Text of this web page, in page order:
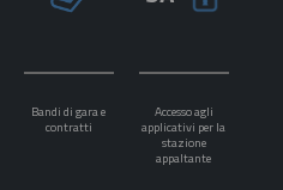
Bandi di gara e
contratti
Accesso agli
applicativi per la
stazione
appaltante